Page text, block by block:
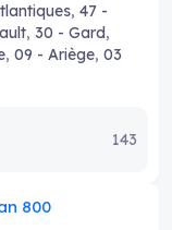
, 47 -
, 30 - Gard,
, 09 - Ariège, 03
143